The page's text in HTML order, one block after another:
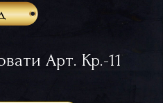
Арт. Кр.-11